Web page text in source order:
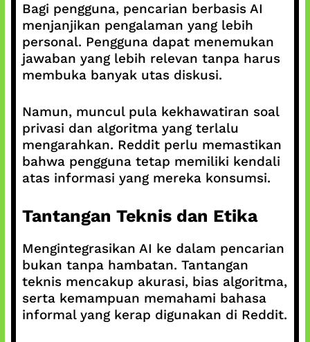
Bagi pengguna, pencarian berbasis AI
menjanjikan pengalaman yang lebih
personal. Pengguna dapat menemukan
jawaban yang lebih relevan tanpa harus
membuka banyak utas diskusi.
Namun, muncul pula kekhawatiran soal
privasi dan algoritma yang terlalu
mengarahkan. Reddit perlu memastikan
bahwa pengguna tetap memiliki kendali
atas informasi yang mereka konsumsi.
Tantangan Teknis dan Etika
Mengintegrasikan AI ke dalam pencarian
bukan tanpa hambatan. Tantangan
teknis mencakup akurasi, bias algoritma,
serta kemampuan memahami bahasa
informal yang kerap digunakan di Reddit.